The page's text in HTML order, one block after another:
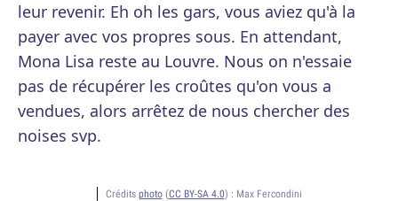
leur revenir. Eh oh les gars, vous aviez qu'à la
payer avec vos propres sous. En attendant,
Mona Lisa reste au Louvre. Nous on n'essaie
pas de récupérer les croûtes qu'on vous a
vendues, alors arrêtez de nous chercher des
noises svp.
Crédits photo(CC BY-SA 4.0) : Max Fercondini